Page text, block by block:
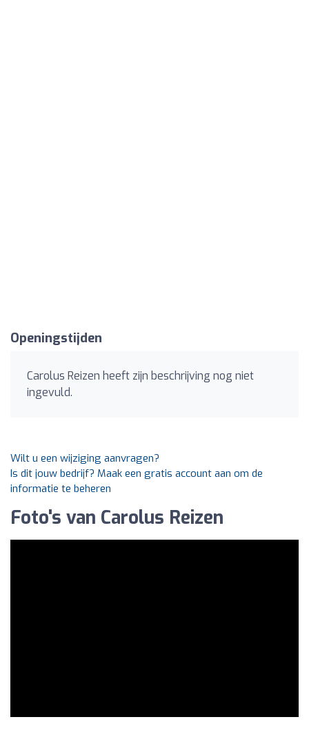
Openingstijden
Carolus Reizen heeft zijn beschrijving nog niet
ingevuld.
Wilt u een wijziging aanvragen?
Is dit jouw bedrijf? Maak een gratis account aan om de
informatie te beheren
Foto's van Carolus Reizen